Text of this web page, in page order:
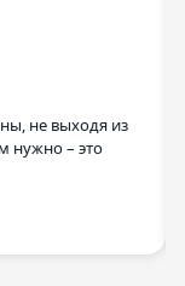
не выходя из
нужно – это